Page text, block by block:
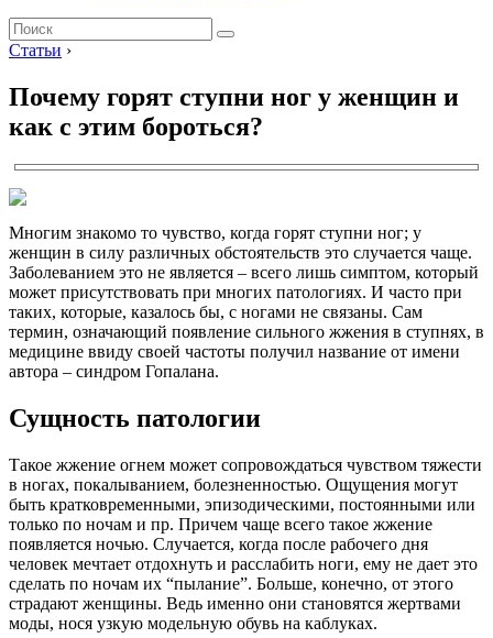
Статьи ›
Почему горят ступни ног у женщин и
как с этим бороться?
Многим знакомо то чувство, когда горят ступни ног; у
женщин в силу различных обстоятельств это случается чаще.
Заболеванием это не является – всего лишь симптом, который
может присутствовать при многих патологиях. И часто при
таких, которые, казалось бы, с ногами не связаны. Сам
термин, означающий появление сильного жжения в ступнях, в
медицине ввиду своей частоты получил название от имени
автора – синдром Гопалана.
Сущность патологии
Такое жжение огнем может сопровождаться чувством тяжести
в ногах, покалыванием, болезненностью. Ощущения могут
быть кратковременными, эпизодическими, постоянными или
только по ночам и пр. Причем чаще всего такое жжение
появляется ночью. Случается, когда после рабочего дня
человек мечтает отдохнуть и расслабить ноги, ему не дает это
сделать по ночам их “пылание”. Больше, конечно, от этого
страдают женщины. Ведь именно они становятся жертвами
моды, нося узкую модельную обувь на каблуках.